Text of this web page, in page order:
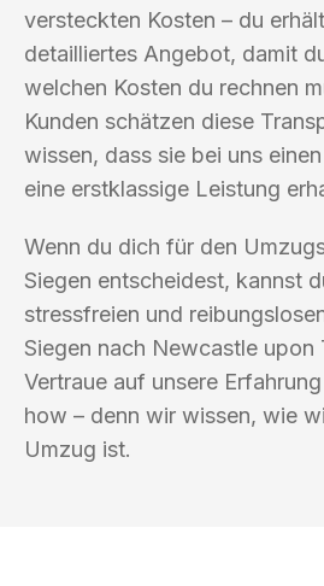
versteckten Kosten – du
detailliertes Angebot, damit
welchen Kosten du rechnen
Kunden schätzen diese
wissen, dass sie bei uns
eine erstklassige Leistung
Wenn du dich für den
Siegen entscheidest, kannst
stressfreien und
Siegen nach Newcastle upon
Vertraue auf unsere
how – denn wir wissen, wie
Umzug ist.